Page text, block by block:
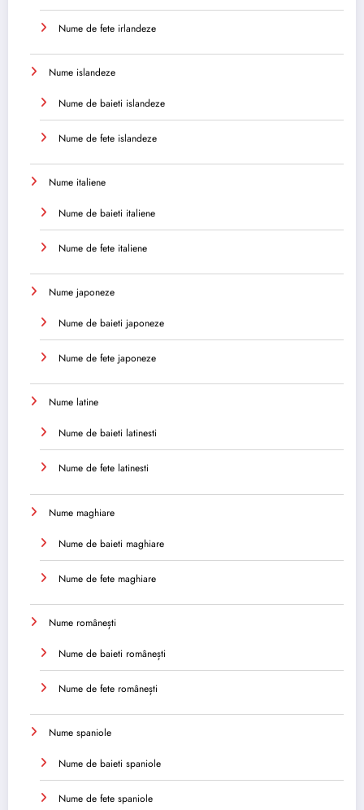
Nume de fete irlandeze
Nume islandeze
Nume de baieti islandeze
Nume de fete islandeze
Nume italiene
Nume de baieti italiene
Nume de fete italiene
Nume japoneze
Nume de baieti japoneze
Nume de fete japoneze
Nume latine
Nume de baieti latinesti
Nume de fete latinesti
Nume maghiare
Nume de baieti maghiare
Nume de fete maghiare
Nume românești
Nume de baieti românești
Nume de fete românești
Nume spaniole
Nume de baieti spaniole
Nume de fete spaniole